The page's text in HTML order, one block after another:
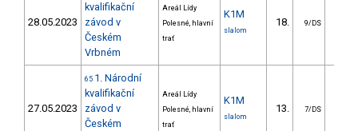
28.05.2023
kvalifikační
závod v
Českém
Vrbném
Areál Lídy
Polesné, hlavní
trať
K1M
slalom
18. 9/DS
27.05.2023
65 1. Národní
kvalifikační
závod v
Českém
Areál Lídy
Polesné, hlavní
trať
K1M
slalom
13. 7/DS